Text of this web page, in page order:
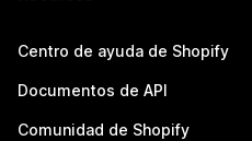
Centro de ayuda de Shopify
Documentos de API
Comunidad de Shopify